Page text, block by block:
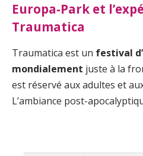
Europa-Park et
Traumatica
Traumatica est un festival
mondialement juste à la
est réservé aux adultes et
L’ambiance post-